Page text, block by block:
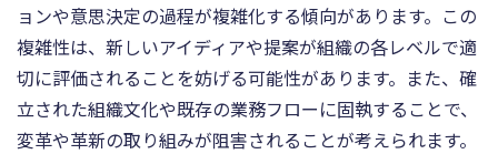
ョンや意思決定の過程が複雑化する傾向があります。この
複雑性は、新しいアイディアや提案が組織の各レベルで適
切に評価されることを妨げる可能性があります。また、確
立された組織文化や既存の業務フローに固執することで、
変革や革新の取り組みが阻害されることが考えられます。